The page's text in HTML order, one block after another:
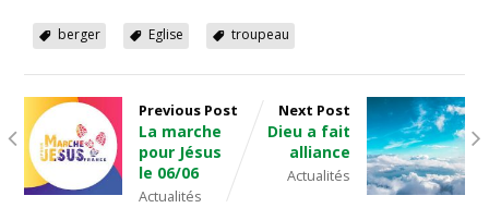
berger Eglise troupeau
Previous Post
La marche
pour Jésus
le 06/06
Actualités
Next Post
Dieu a fait
alliance
Actualités